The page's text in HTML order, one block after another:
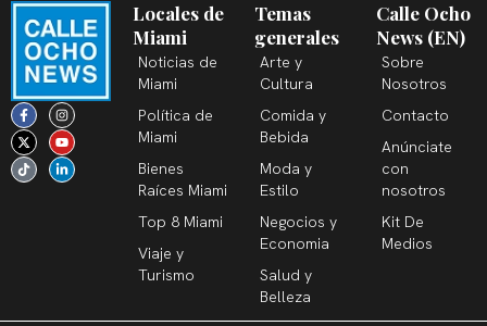
F
a
c
e
b
o
o
I
n
s
t
a
g
r
X
-
t
w
i
t
t
Y
o
u
t
u
b
e
T
i
k
t
o
k
L
i
n
k
e
d
i
Locales de
Miami
Noticias de
Miami
Política de
Miami
Bienes
Raíces Miami
Top 8 Miami
Viaje y
Turismo
Temas
generales
Arte y
Cultura
Comida y
Bebida
Moda y
Estilo
Negocios y
Economia
Salud y
Belleza
Calle Ocho
News (EN)
Sobre
Nosotros
Contacto
Anúnciate
con
nosotros
Kit De
Medios